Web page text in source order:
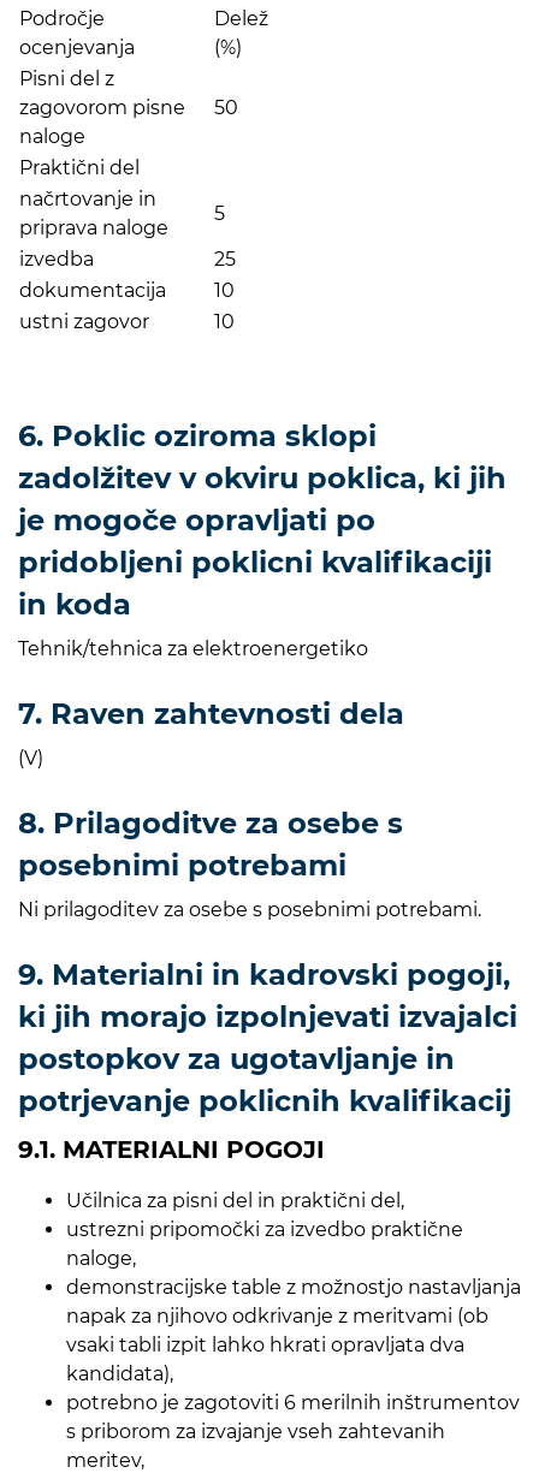
Področje
ocenjevanja
Delež
(%)
Pisni del z
zagovorom pisne
naloge
50
Praktični del
načrtovanje in
priprava naloge
5
izvedba
25
dokumentacija
10
ustni zagovor
10
6. Poklic oziroma sklopi
zadolžitev v okviru poklica, ki jih
je mogoče opravljati po
pridobljeni poklicni kvalifikaciji
in koda
Tehnik/tehnica za elektroenergetiko
7. Raven zahtevnosti dela
(V)
8. Prilagoditve za osebe s
posebnimi potrebami
Ni prilagoditev za osebe s posebnimi potrebami.
9. Materialni in kadrovski pogoji,
ki jih morajo izpolnjevati izvajalci
postopkov za ugotavljanje in
potrjevanje poklicnih kvalifikacij
9.1. MATERIALNI POGOJI
Učilnica za pisni del in praktični del,
ustrezni pripomočki za izvedbo praktične
naloge,
demonstracijske table z možnostjo nastavljanja
napak za njihovo odkrivanje z meritvami (ob
vsaki tabli izpit lahko hkrati opravljata dva
kandidata),
potrebno je zagotoviti 6 merilnih inštrumentov
s priborom za izvajanje vseh zahtevanih
meritev,